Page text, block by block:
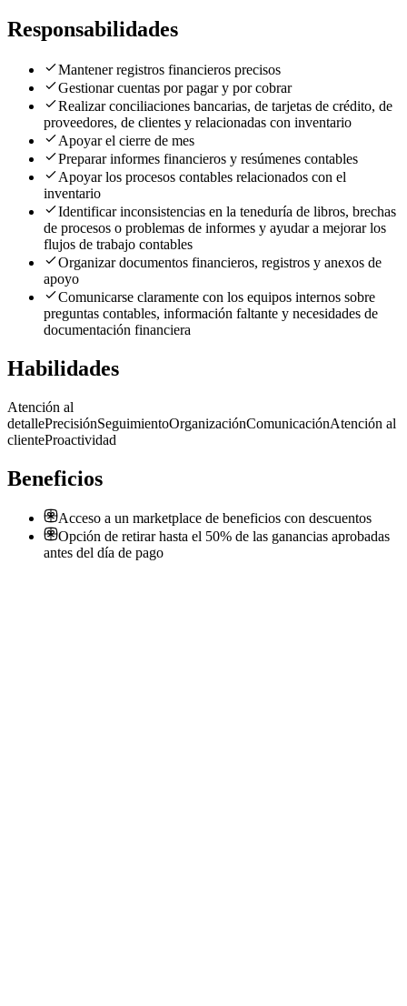
Responsabilidades
Mantener registros financieros precisos
Gestionar cuentas por pagar y por cobrar
Realizar conciliaciones bancarias, de tarjetas de crédito, de
proveedores, de clientes y relacionadas con inventario
Apoyar el cierre de mes
Preparar informes financieros y resúmenes contables
Apoyar los procesos contables relacionados con el
inventario
Identificar inconsistencias en la teneduría de libros, brechas
de procesos o problemas de informes y ayudar a mejorar los
flujos de trabajo contables
Organizar documentos financieros, registros y anexos de
apoyo
Comunicarse claramente con los equipos internos sobre
preguntas contables, información faltante y necesidades de
documentación financiera
Habilidades
Atención al
detallePrecisiónSeguimientoOrganizaciónComunicaciónAtención al
clienteProactividad
Beneficios
Acceso a un marketplace de beneficios con descuentos
Opción de retirar hasta el 50% de las ganancias aprobadas
antes del día de pago